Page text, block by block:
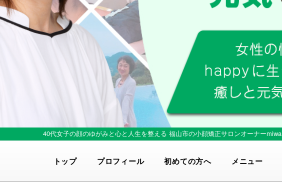
40代女子の顔のゆがみと心と人生を整える 福山市の小顔矯正サロンオーナーmiwa
トップ プロフィール 初めての方へ メニュー